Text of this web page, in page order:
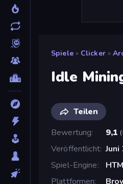
Spiele » Clicker »
Idle
Teilen
Bewertung
9,1 (
Veröffentlicht
Spiel-Engine
Plattformen